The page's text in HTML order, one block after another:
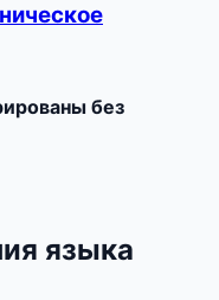
без
языка